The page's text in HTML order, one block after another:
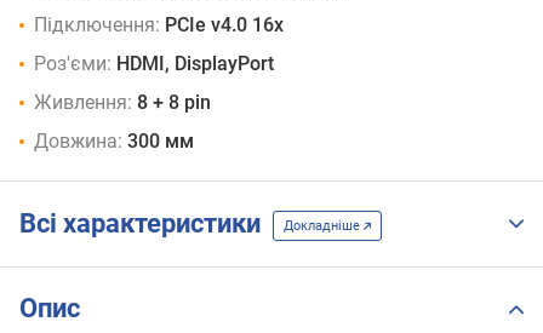
Підключення: PCIe v4.0 16x
Роз'єми: HDMI, DisplayPort
Живлення: 8 + 8 pin
Довжина: 300 мм
Всі характеристики Докладніше
Опис